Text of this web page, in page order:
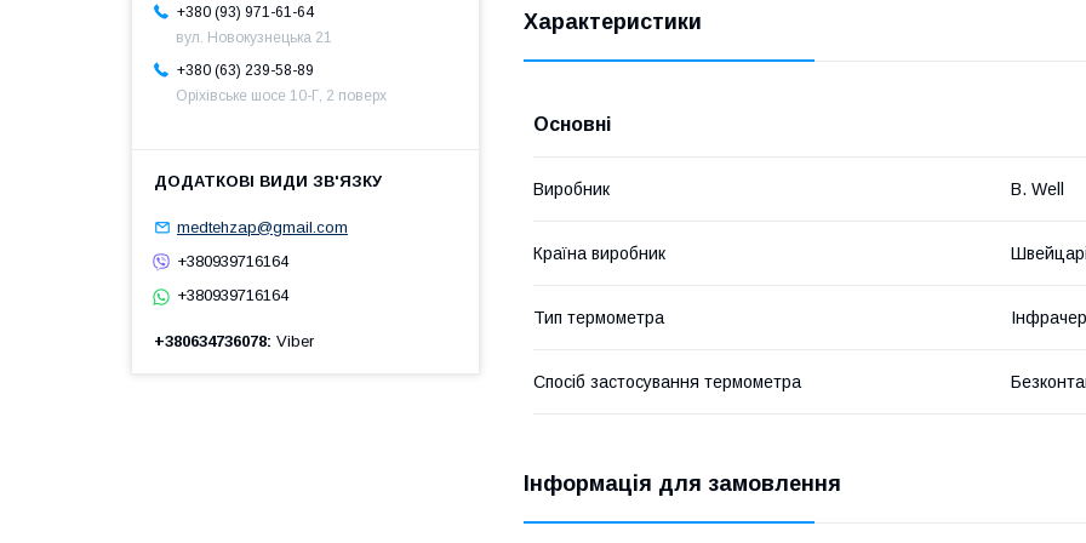
Характеристики
Основні
Виробник B. Well
Країна виробник
Тип термометра
Спосіб застосування термометра
Інформація для замовлення
+380 (93) 971-61-64
вул. Новокузнецька 21
+380 (63) 239-58-89
Оріхівське шосе 10-Г, 2 поверх
medtehzap@gmail.com
+380939716164
+380939716164
+380634736078 Viber